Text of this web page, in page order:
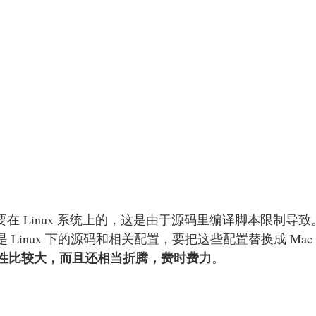
在 Linux 系统上的，这是由于源码里编译脚本限制导
Linux 下的源码和相关配置，要把这些配置替换成
比较大，而且还相当折腾，费时费力。